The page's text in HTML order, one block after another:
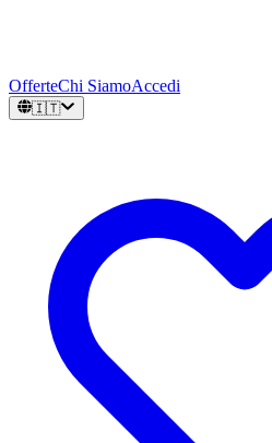
OfferteChi SiamoAccedi
🇮🇹